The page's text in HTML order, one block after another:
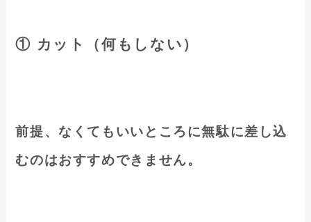
① カット（何もしない）
前提、なくてもいいところに無駄に差し込
むのはおすすめできません。